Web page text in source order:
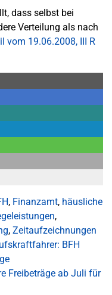
dass selbst bei
Verteilung als nach
vom 19.06.2008, III R
, Finanzamt, häusliche
,
, Zeitaufzeichnungen
BFH
Freibeträge ab Juli für